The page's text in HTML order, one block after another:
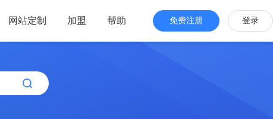
免费注册 登录
品牌出海
网站定制 加盟 帮助